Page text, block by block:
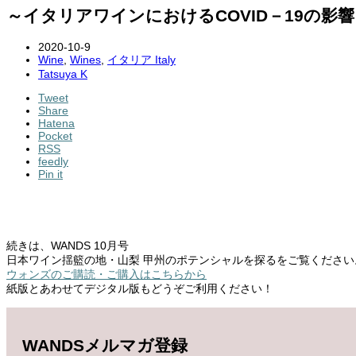
～イタリアワインにおけるCOVID－19の影
2020-10-9
Wine, Wines, イタリア Italy
Tatsuya K
Tweet
Share
Hatena
Pocket
RSS
feedly
Pin it
続きは、WANDS 10月号
日本ワイン揺籃の地・山梨 甲州のポテンシャルを探るをご覧くださ
ウォンズのご購読・ご購入はこちらから
紙版とあわせてデジタル版もどうぞご利用ください！
WANDSメルマガ登録